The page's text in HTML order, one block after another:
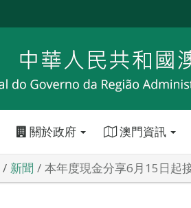
關於政府 澳門資訊
新聞 本年度現金分享6月15日起